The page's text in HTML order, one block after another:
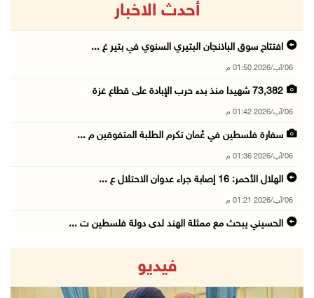
أحدث الاخبار
افتتاح سوق الباذنجان البتيري السنوي في بتير غ ...
06/آب/2026 01:50 م
73,382 شهيدا منذ بدء حرب الإبادة على قطاع غزة
06/آب/2026 01:42 م
سفارة فلسطين في عُمان تكرم الطلبة المتفوقين م ...
06/آب/2026 01:36 م
الهلال الأحمر: 16 إصابة جراء عدوان الاحتلال ع ...
06/آب/2026 01:21 م
الحسيني يبحث مع ممثلة الهند لدى دولة فلسطين ت ...
إنجاز فلسطين تطلق معرض "Eco-Expo 2026" تتويجا ...
06/آب/2026 01:18 م
فيديو